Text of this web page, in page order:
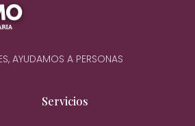
AYUDAMOS A PERSONAS
Servicios